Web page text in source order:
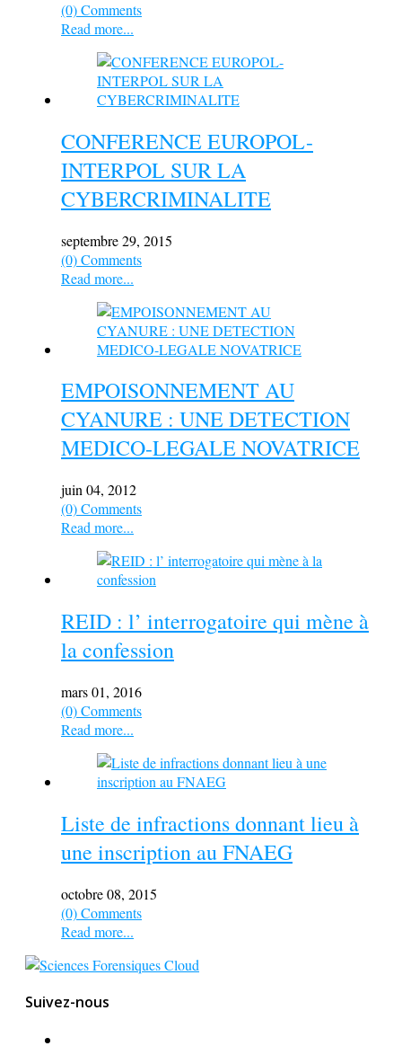
(0) Comments
Read more...
CONFERENCE EUROPOL-
INTERPOL SUR LA
CYBERCRIMINALITE
septembre 29, 2015
(0) Comments
Read more...
EMPOISONNEMENT AU
CYANURE : UNE DETECTION
MEDICO-LEGALE NOVATRICE
juin 04, 2012
(0) Comments
Read more...
REID : l’ interrogatoire qui mène à
la confession
mars 01, 2016
(0) Comments
Read more...
Liste de infractions donnant lieu à
une inscription au FNAEG
octobre 08, 2015
(0) Comments
Read more...
Suivez-nous